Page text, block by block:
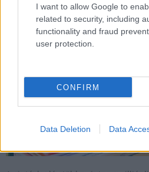
I want to allow Google to
related to security, including
functionality and fraud
user protection.
CONFIRM
Data Deletion Data
Országos hírek